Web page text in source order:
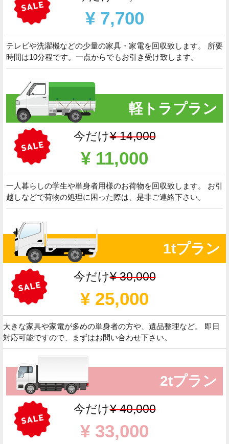
¥ 7,700
テレビや洗濯機などの少量の家具・家電を回収致します。 所要
時間は10分程です。一点からでもお引き受け致します。
軽トラプラン
今だけ¥ 14,000
¥ 11,000
一人暮らしの学生や単身者用様のお荷物を回収致します。 お引
越しなどで荷物の処理に困った際は、是非ご連絡下さい。
1tプラン
今だけ¥ 30,000
¥ 25,000
大きな家具や家電が多めの単身者の方や、遺品整理など。 即日
対応可能ですので、まずはお問い合わせ下さい。
2tプラン
今だけ¥ 40,000
¥ 33,000